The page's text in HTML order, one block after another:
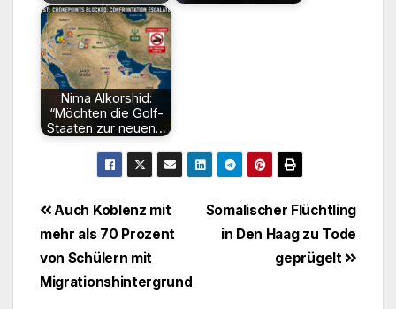
Nima Alkorshid:
“Möchten die Golf-
Staaten zur neuen…
Beitragsnavigation
Somalischer Flüchtling
in Den Haag zu Tode
geprügelt
Auch Koblenz mit
mehr als 70 Prozent
von Schülern mit
Migrationshintergrund